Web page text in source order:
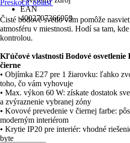
EAN
4002707366959
Preskočiť oblasť
Čisté bodové svetlo vám pomôže
atmosféru v miestnosti. Hodí sa tam,
kontrolou.
Kľúčové vlastnosti Bodové
čierne
• Objímka E27 pre 1 žiarovku: ľahko
toho, čo vám vyhovuje
• Max. výkon 60 W: získate dostatok
a zvýraznenie vybranej zóny
• Kovové prevedenie v čiernej farbe:
moderným interiérom
• Krytie IP20 pre interiér: vhodné
byte